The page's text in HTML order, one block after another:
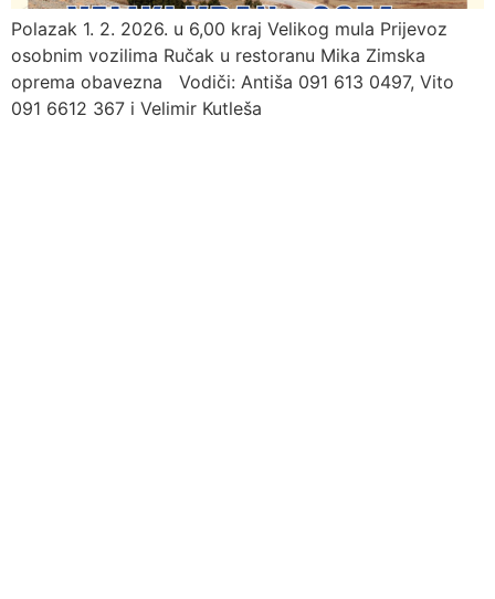
Polazak 1. 2. 2026. u 6,00 kraj Velikog mula Prijevoz
osobnim vozilima Ručak u restoranu Mika Zimska
oprema obavezna Vodiči: Antiša 091 613 0497, Vito
091 6612 367 i Velimir Kutleša